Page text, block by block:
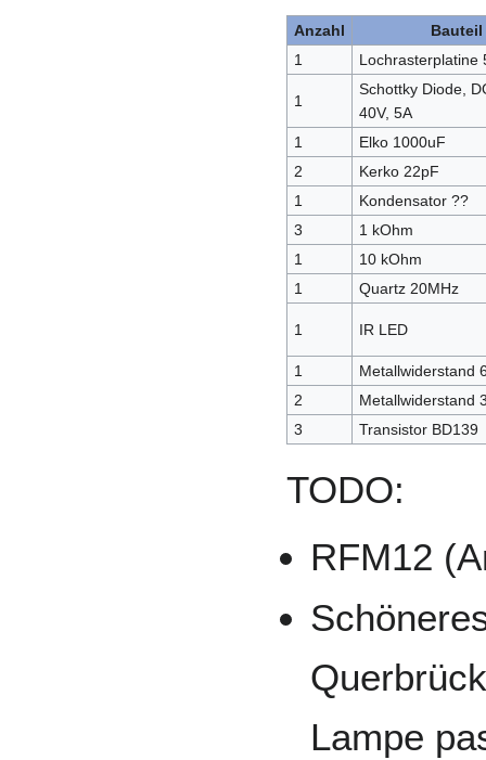
Anzahl
Bauteil
1
Lochrasterplatine
1
Schottky Diode,
40V, 5A
1
Elko 1000uF
2
Kerko 22pF
1
Kondensator ??
3
1 kOhm
1
10 kOhm
1
Quartz 20MHz
1 IR LED
1
Metallwiderstand
2
Metallwiderstand
3
Transistor BD139
TODO:
RFM12
Lampe